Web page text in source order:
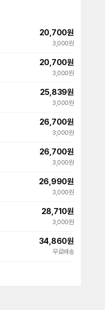
20,700원
3,000원
20,700원
3,000원
25,839원
3,000원
26,700원
3,000원
26,700원
3,000원
26,990원
3,000원
28,710원
3,000원
34,860원
무료배송